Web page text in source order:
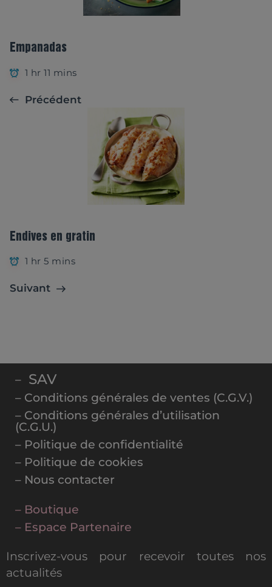
Empanadas
1 hr 11 mins
Précédent
Endives en gratin
1 hr 5 mins
Suivant
– SAV
– Conditions générales de ventes (C.G.V.)
– Conditions générales d’utilisation
(C.G.U.)
– Politique de confidentialité
– Politique de cookies
– Nous contacter
– Boutique
– Espace Partenaire
Inscrivez-vous pour recevoir toutes nos
actualités